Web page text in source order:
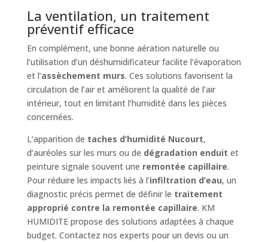
La ventilation, un traitement
préventif efficace
En complément, une bonne aération naturelle ou
l’utilisation d’un déshumidificateur facilite l’évaporation
et l’assèchement murs. Ces solutions favorisent la
circulation de l’air et améliorent la qualité de l’air
intérieur, tout en limitant l’humidité dans les pièces
concernées.
L’apparition de taches d’humidité Nucourt,
d’auréoles sur les murs ou de dégradation enduit et
peinture signale souvent une remontée capillaire.
Pour réduire les impacts liés à l’infiltration d’eau, un
diagnostic précis permet de définir le traitement
approprié contre la remontée capillaire. KM
HUMIDITE propose des solutions adaptées à chaque
budget. Contactez nos experts pour un devis ou un